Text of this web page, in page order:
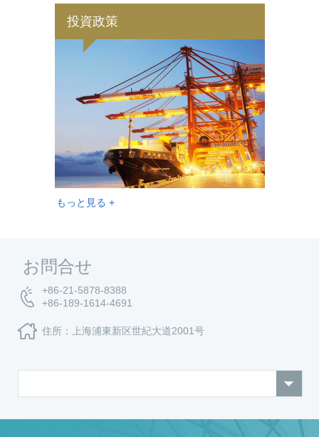
投資政策
もっと見る +
お問合せ
+86-21-5878-8388
+86-189-1614-4691
住所：上海浦東新区世紀大道2001号